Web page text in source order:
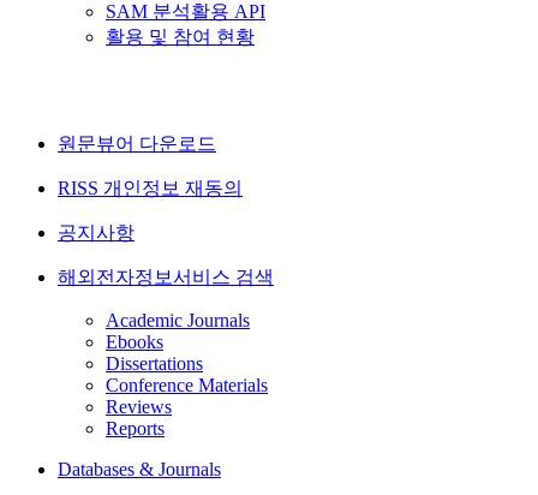
SAM 분석활용 API
활용 및 참여 현황
원문뷰어 다운로드
RISS 개인정보 재동의
공지사항
해외전자정보서비스 검색
Academic Journals
Ebooks
Dissertations
Conference Materials
Reviews
Reports
Databases & Journals